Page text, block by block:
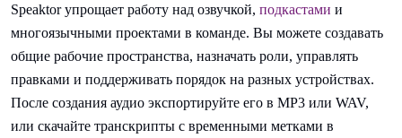
Speaktor упрощает работу над озвучкой, подкастами и
многоязычными проектами в команде. Вы можете создавать
общие рабочие пространства, назначать роли, управлять
правками и поддерживать порядок на разных устройствах.
После создания аудио экспортируйте его в MP3 или WAV,
или скачайте транскрипты с временными метками в